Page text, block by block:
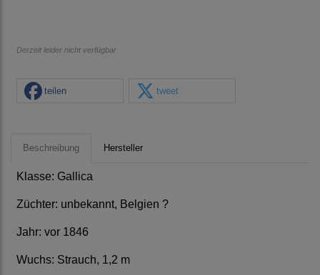
Derzeit leider nicht verfügbar
teilen tweet
Beschreibung Hersteller
Klasse: Gallica
Züchter: unbekannt, Belgien ?
Jahr: vor 1846
Wuchs: Strauch, 1,2 m